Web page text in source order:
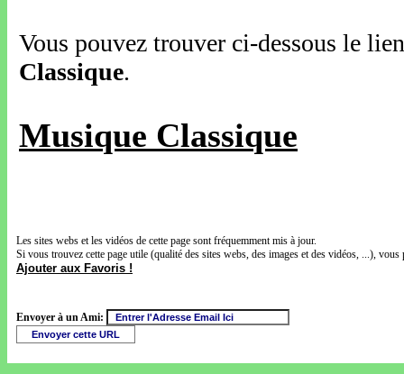
Vous pouvez trouver ci-dessous le
Classique.
Musique Classique
Les sites webs et les vidéos de cette page sont fréquemment mis à jour.
Si vous trouvez cette page utile (qualité des sites webs, des images et des vidéos, ...),
Ajouter aux Favoris !
Envoyer à un Ami: